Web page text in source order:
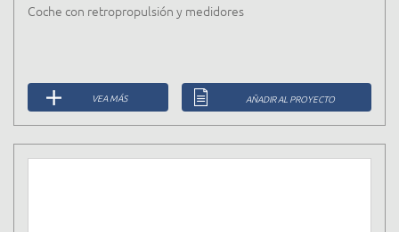
Coche con retropropulsión y medidores
VEA MÁS AÑADIR AL PROYECTO